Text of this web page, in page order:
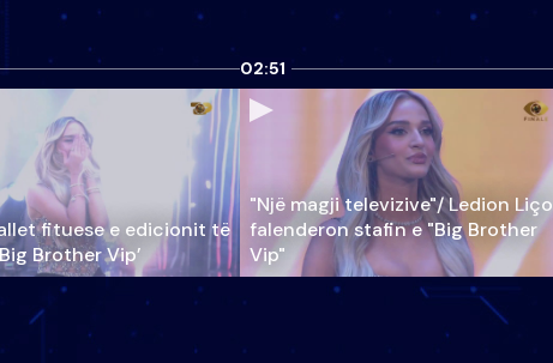
fituese e edicionit të
Brother Vip’
02:51
"Një magji televizive"/ Ledion Liço
falenderon stafin e "Big Brother
Vip"